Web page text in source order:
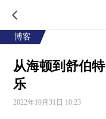
博客
从海顿到舒伯
乐
2022年10月31日 10:23